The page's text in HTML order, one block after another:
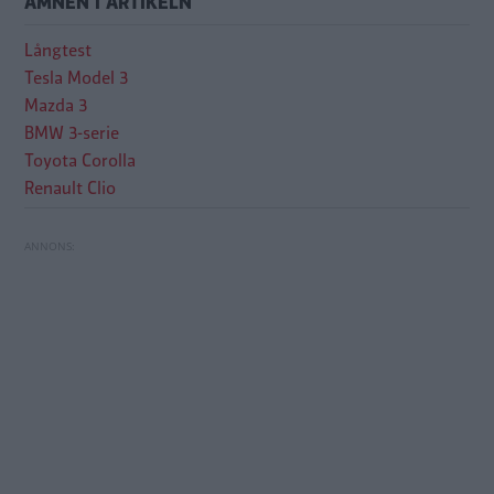
Långtest
Tesla Model 3
Mazda 3
BMW 3-serie
Toyota Corolla
Renault Clio